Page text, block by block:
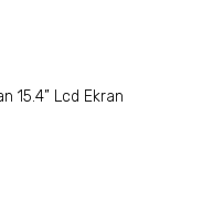
15.4” Lcd Ekran